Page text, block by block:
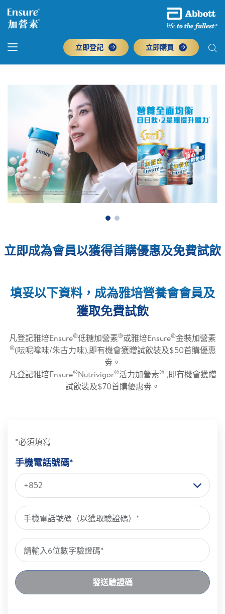
立即登記 立即購買
立即成為會員以獲得首購優惠及免費試飲
填妥以下資料，成為雅培營養會會員及
獲取免費試飲
凡登記雅培Ensure®低糖加營素®或雅培Ensure®金裝加營素
®(呍呢嗱味/朱古力味),即有機會獲贈試飲裝及$50首購優惠
劵。
凡登記雅培Ensure®Nutrivigor®活力加營素®,即有機會獲贈
試飲裝及$70首購優惠劵。
*必須填寫
手機電話號碼*
+852
發送驗證碼